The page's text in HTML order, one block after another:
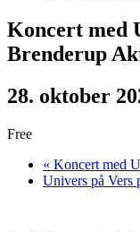
Koncert med
Brenderup
28. oktober
Free
« Koncert med
Univers på Vers